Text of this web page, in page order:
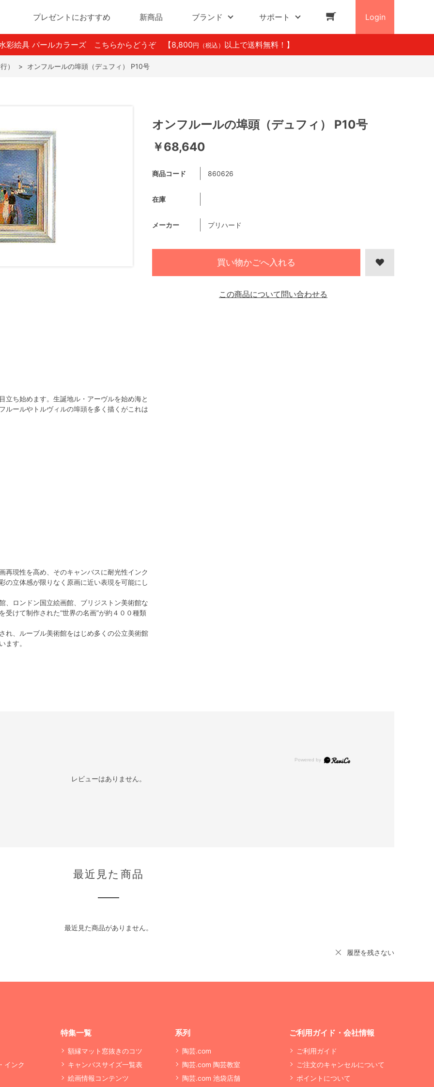
プレゼントにおすすめ 新商品 ブランド サポート Login
彩絵具 パールカラーズ こちらからどうぞ 【8,800 円（税込） 以上で送料無料！】
） > オンフルールの埠頭（デュフィ） P10号
立ち始めます。生誕地ル・アーヴルを始め海と
ルールやトルヴィルの埠頭を多く描くがこれは
再現性を高め、そのキャンバスに耐光性インク
の立体感が限りなく原画に近い表現を可能にし
、ロンドン国立絵画館、ブリジストン美術館な
けて制作された“世界の名画”が約４００種類
れ、ルーブル美術館をはじめ多くの公立美術館
ます。
オンフルールの埠頭（デュフィ） P10号
￥68,640
商品コード 860626
在庫
メーカー プリハード
買い物かごへ入れる
この商品について問い合わせる
レビューはありません。
最近見た商品
最近見た商品がありません。
履歴を残さない
インク
特集一覧
額縁マット窓抜きのコツ
キャンバスサイズ一覧表
絵画情報コンテンツ
系列
陶芸.com
陶芸.com 陶芸教室
陶芸.com 池袋店舗
ご利用ガイド・会社情報
ご利用ガイド
ご注文のキャンセルについて
ポイントについて